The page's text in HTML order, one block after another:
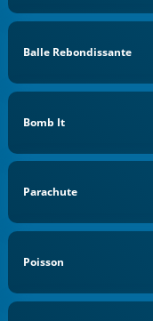
Balle Rebondissante
Bomb It
Parachute
Poisson